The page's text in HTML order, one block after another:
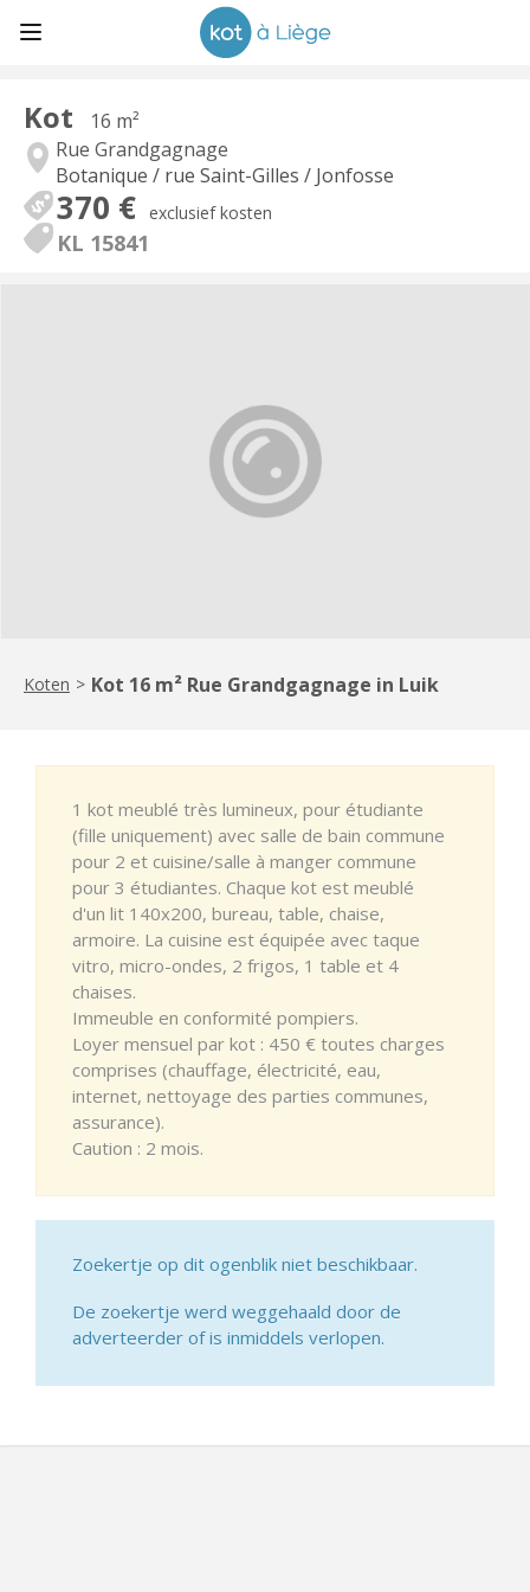
Kot
16 m²
Rue Grandgagnage
Botanique / rue Saint-Gilles / Jonfosse
370 € exclusief kosten
KL 15841
Koten > Kot 16 m² Rue Grandgagnage in Luik
1 kot meublé très lumineux, pour étudiante
(fille uniquement) avec salle de bain commune
pour 2 et cuisine/salle à manger commune
pour 3 étudiantes. Chaque kot est meublé
d'un lit 140x200, bureau, table, chaise,
armoire. La cuisine est équipée avec taque
vitro, micro-ondes, 2 frigos, 1 table et 4
chaises.
Immeuble en conformité pompiers.
Loyer mensuel par kot : 450 € toutes charges
comprises (chauffage, électricité, eau,
internet, nettoyage des parties communes,
assurance).
Caution : 2 mois.
Zoekertje op dit ogenblik niet beschikbaar.
De zoekertje werd weggehaald door de
adverteerder of is inmiddels verlopen.